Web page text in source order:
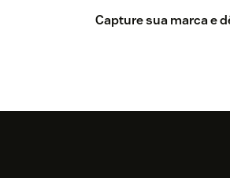
Capture sua marca e